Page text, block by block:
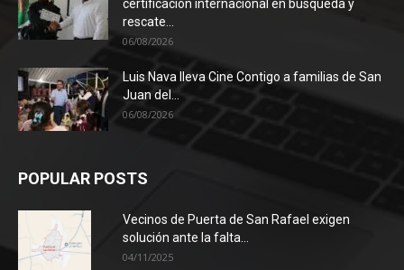
certificación internacional en búsqueda y
rescate...
06/08/2026
Luis Nava lleva Cine Contigo a familias de San
Juan del...
06/08/2026
POPULAR POSTS
Vecinos de Puerta de San Rafael exigen
solución ante la falta...
04/11/2025